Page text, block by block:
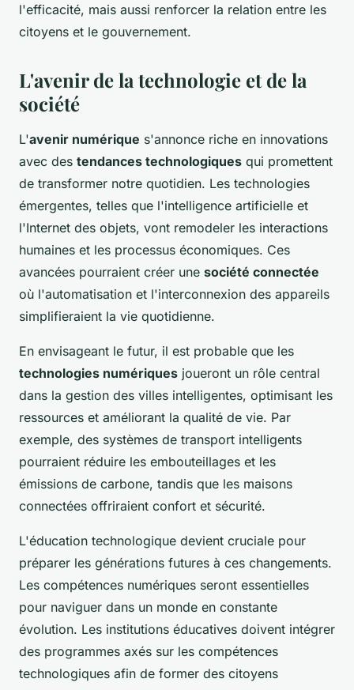
l'efficacité, mais aussi renforcer la relation entre les
citoyens et le gouvernement.
L'avenir de la technologie et de la
société
L'avenir numérique s'annonce riche en innovations
avec des tendances technologiques qui promettent
de transformer notre quotidien. Les technologies
émergentes, telles que l'intelligence artificielle et
l'Internet des objets, vont remodeler les interactions
humaines et les processus économiques. Ces
avancées pourraient créer une société connectée
où l'automatisation et l'interconnexion des appareils
simplifieraient la vie quotidienne.
En envisageant le futur, il est probable que les
technologies numériques joueront un rôle central
dans la gestion des villes intelligentes, optimisant les
ressources et améliorant la qualité de vie. Par
exemple, des systèmes de transport intelligents
pourraient réduire les embouteillages et les
émissions de carbone, tandis que les maisons
connectées offriraient confort et sécurité.
L'éducation technologique devient cruciale pour
préparer les générations futures à ces changements.
Les compétences numériques seront essentielles
pour naviguer dans un monde en constante
évolution. Les institutions éducatives doivent intégrer
des programmes axés sur les compétences
technologiques afin de former des citoyens